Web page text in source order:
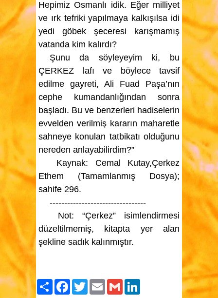
Hepimiz Osmanlı idik. Eğer milliyet
ve ırk tefriki yapılmaya kalkışılsa idi
yedi göbek şeceresi karışmamış
vatanda kim kalırdı?
Şunu da söyleyeyim ki, bu
ÇERKEZ lafı ve böylece tavsif
edilme gayreti, Ali Fuad Paşa’nın
cephe kumandanlığından sonra
başladı. Bu ve benzerleri hadiselerin
evvelden verilmiş kararın maharetle
sahneye konulan tatbikatı olduğunu
nereden anlayabilirdim?”
Kaynak: Cemal Kutay,Çerkez
Ethem (Tamamlanmış Dosya);
sahife 296.
---------------------------------
Not: “Çerkez” isimlendirmesi
düzeltilmemiş, kitapta yer alan
şekline sadık kalınmıştır.
PaylaşFacebook
TwitterEmailGmail